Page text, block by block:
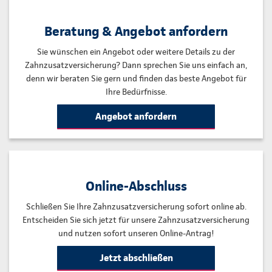
Beratung & Angebot anfordern
Sie wünschen ein Angebot oder weitere Details zu der
Zahnzusatzversicherung? Dann sprechen Sie uns einfach an,
denn wir beraten Sie gern und finden das beste Angebot für
Ihre Bedürfnisse.
Angebot anfordern
Online-Abschluss
Schließen Sie Ihre Zahnzusatzversicherung sofort online ab.
Entscheiden Sie sich jetzt für unsere Zahnzusatzversicherung
und nutzen sofort unseren Online-Antrag!
Jetzt abschließen